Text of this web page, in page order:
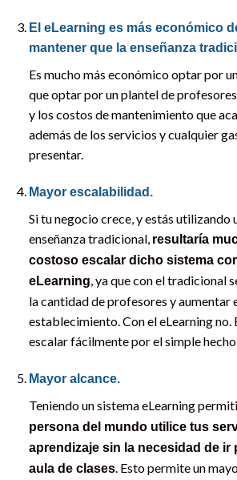
El eLearning es más económico
mantener que la enseñanza
Es mucho más económico optar por
que optar por un plantel de
y los costos de mantenimiento que
además de los servicios y cualquier
presentar.
Mayor escalabilidad.
Si tu negocio crece, y estás utilizando
enseñanza tradicional, resultaría
costoso escalar dicho sistema
eLearning, ya que con el tradicional
la cantidad de profesores y aumentar
establecimiento. Con el eLearning no.
escalar fácilmente por el simple
Mayor alcance.
Teniendo un sistema eLearning
persona del mundo utilice tus
aprendizaje sin la necesidad de ir
aula de clases. Esto permite un